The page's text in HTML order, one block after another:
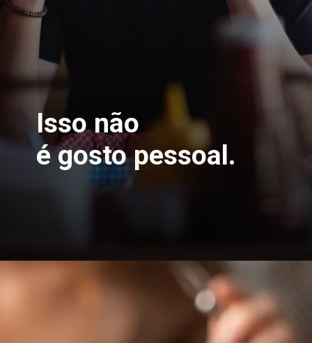
Isso não
é gosto pessoal.